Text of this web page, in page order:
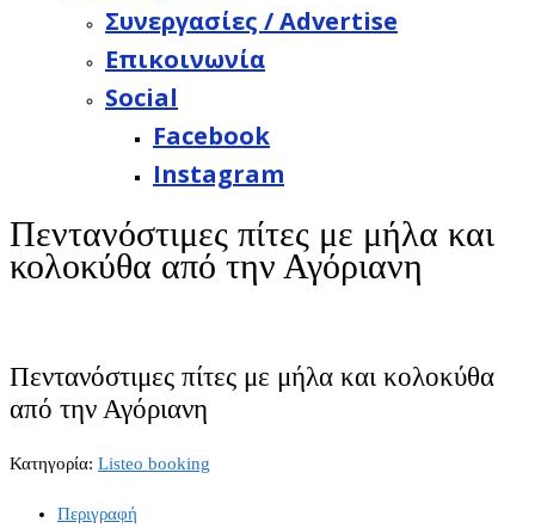
Συνεργασίες / Advertise
Επικοινωνία
Social
Facebook
Instagram
Πεντανόστιμες πίτες με μήλα και
κολοκύθα από την Αγόριανη
Πεντανόστιμες πίτες με μήλα και κολοκύθα
από την Αγόριανη
Κατηγορία: Listeo booking
Περιγραφή